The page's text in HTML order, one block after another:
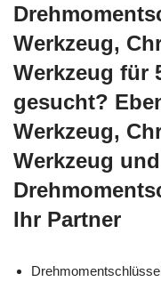
Werkzeug,
Werkzeug für
gesucht?
Werkzeug,
Werkzeug und
Ihr Partner